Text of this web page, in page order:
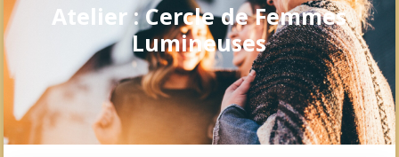
Atelier : Cercle de Femmes
Lumineuses